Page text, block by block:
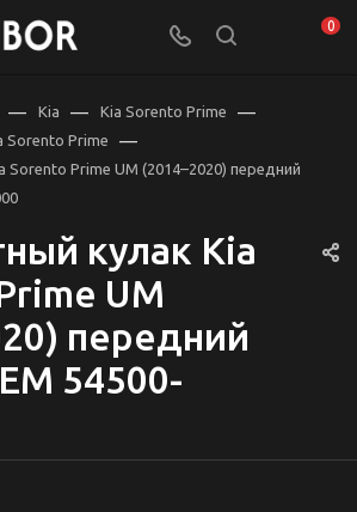
0
— Kia — Kia Sorento Prime —
Sorento Prime —
Prime UM (2014–2020) передний
кулак Kia
UM
передний
54500-